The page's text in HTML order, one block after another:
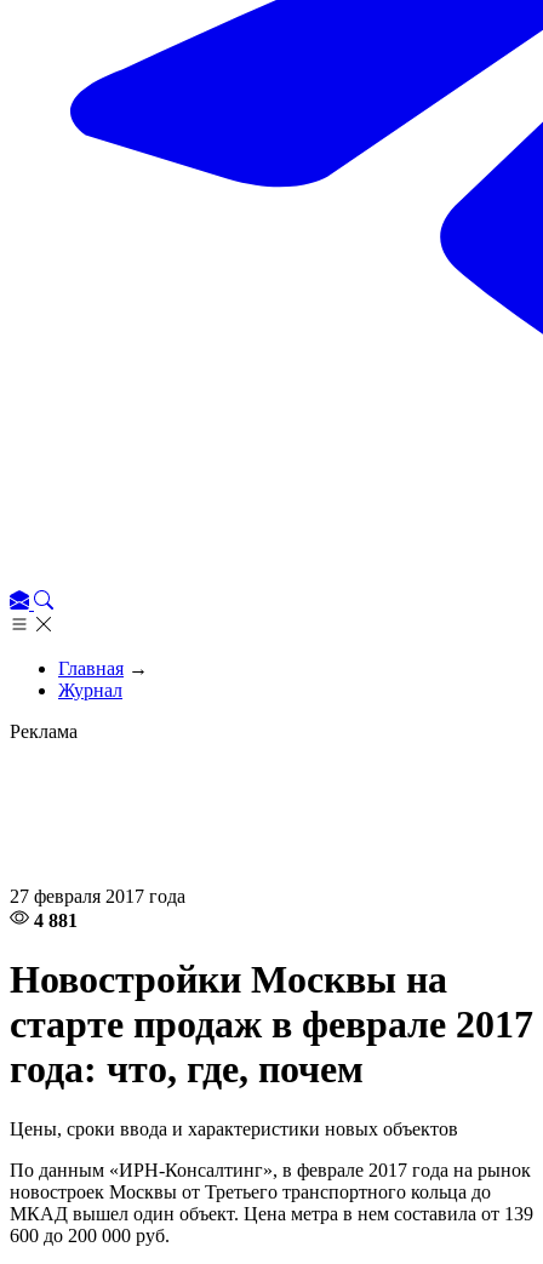
Главная →
Журнал
Реклама
27 февраля 2017 года
4 881
Новостройки Москвы на
старте продаж в феврале 2017
года: что, где, почем
Цены, сроки ввода и характеристики новых объектов
По данным «ИРН-Консалтинг», в феврале 2017 года на рынок
новостроек Москвы от Третьего транспортного кольца до
МКАД вышел один объект. Цена метра в нем составила от 139
600 до 200 000 руб.